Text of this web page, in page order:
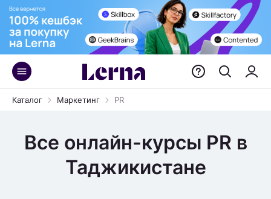
Каталог Маркетинг PR
Все онлайн-курсы PR в
Таджикистане